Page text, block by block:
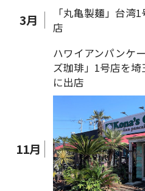
3月
「丸亀製麺」台湾
店
11月
ハワイアンパンケ
ズ珈琲」1号店を
に出店